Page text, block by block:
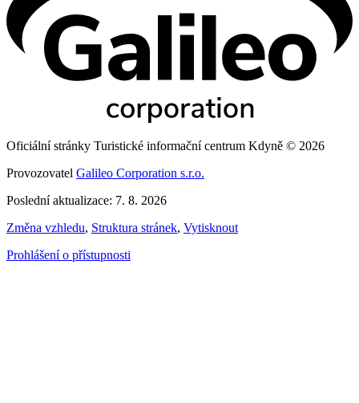
Oficiální stránky Turistické informační centrum Kdyně © 2026
Provozovatel Galileo Corporation s.r.o.
Poslední aktualizace: 7. 8. 2026
Změna vzhledu, Struktura stránek, Vytisknout
Prohlášení o přístupnosti